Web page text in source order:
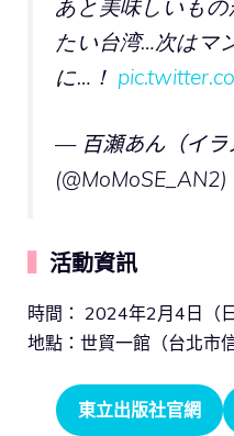
あと美味しいも
たい台湾…次はマ
に…！
— 百瀬あん（イラ
(@MoMoSE_AN2)
活動資訊
時間： 2024年2月4日（
地點：世貿一館（台北市
東立出版社官網